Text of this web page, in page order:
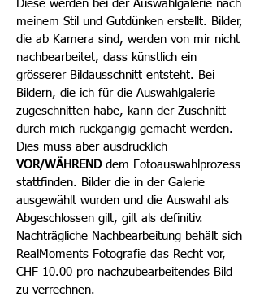
Diese werden bei der Auswahlgalerie nach
meinem Stil und Gutdünken erstellt. Bilder,
die ab Kamera sind, werden von mir nicht
nachbearbeitet, dass künstlich ein
grösserer Bildausschnitt entsteht. Bei
Bildern, die ich für die Auswahlgalerie
zugeschnitten habe, kann der Zuschnitt
durch mich rückgängig gemacht werden.
Dies muss aber ausdrücklich
VOR/WÄHREND dem Fotoauswahlprozess
stattfinden. Bilder die in der Galerie
ausgewählt wurden und die Auswahl als
Abgeschlossen gilt, gilt als definitiv.
Nachträgliche Nachbearbeitung behält sich
RealMoments Fotografie das Recht vor,
CHF 10.00 pro nachzubearbeitendes Bild
zu verrechnen.